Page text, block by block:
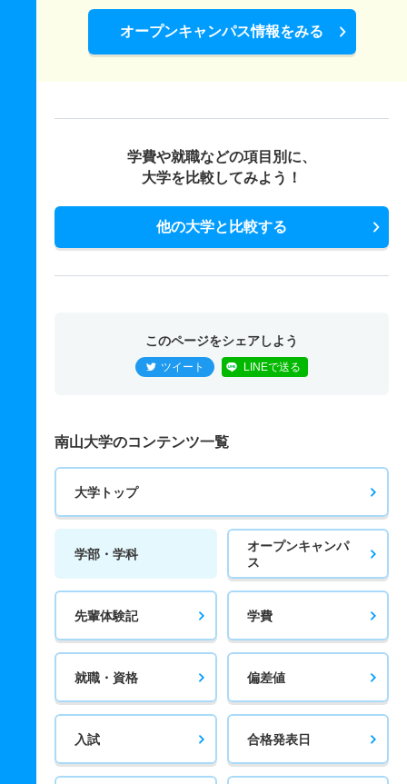
オープンキャンパス情報をみる
学費や就職などの項目別に、
大学を比較してみよう！
他の大学と比較する
このページをシェアしよう
ツイート LINEで送る
南山大学のコンテンツ一覧
大学トップ
学部・学科
オープンキャンパ
ス
先輩体験記 学費
就職・資格 偏差値
入試 合格発表日